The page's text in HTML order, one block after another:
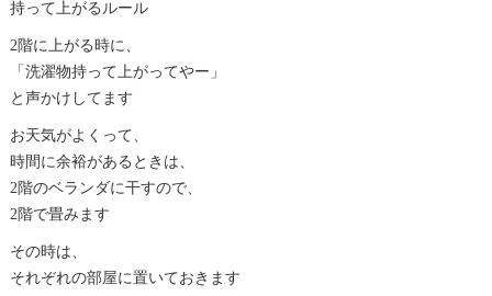
持って上がるルール
2階に上がる時に、
「洗濯物持って上がってやー」
と声かけしてます
お天気がよくって、
時間に余裕があるときは、
2階のベランダに干すので、
2階で畳みます
その時は、
それぞれの部屋に置いておきます